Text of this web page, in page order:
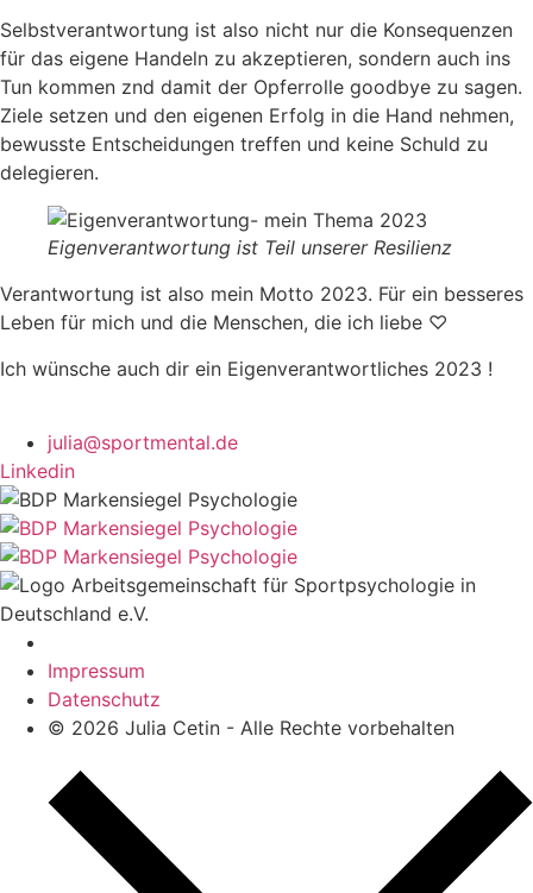
Selbstverantwortung ist also nicht nur die Konsequenzen
für das eigene Handeln zu akzeptieren, sondern auch ins
Tun kommen znd damit der Opferrolle goodbye zu sagen.
Ziele setzen und den eigenen Erfolg in die Hand nehmen,
bewusste Entscheidungen treffen und keine Schuld zu
delegieren.
Eigenverantwortung ist Teil unserer Resilienz
Verantwortung ist also mein Motto 2023. Für ein besseres
Leben für mich und die Menschen, die ich liebe ♡
Ich wünsche auch dir ein Eigenverantwortliches 2023 !
julia@sportmental.de
Linkedin
Impressum
Datenschutz
© 2026 Julia Cetin - Alle Rechte vorbehalten